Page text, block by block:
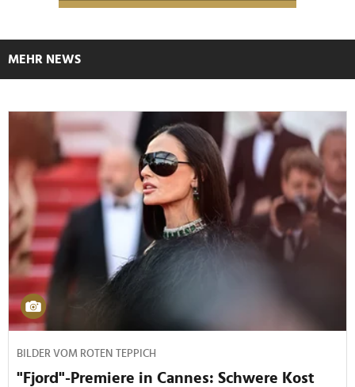
MEHR NEWS
BILDER VOM ROTEN TEPPICH
"Fjord"-Premiere in Cannes: Schwere Kost